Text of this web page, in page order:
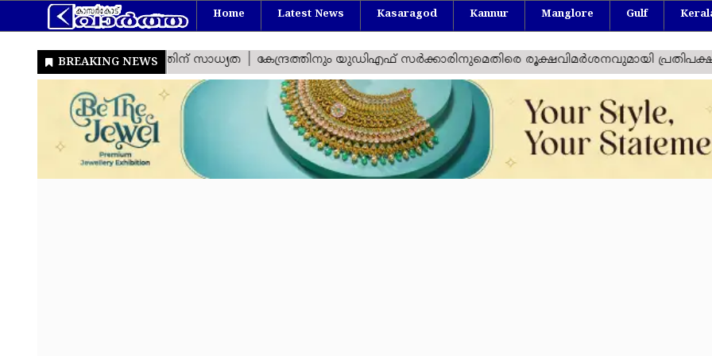
Home Latest News Kasaragod Kannur Manglore Gulf